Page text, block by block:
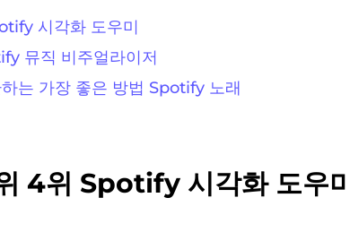
시각화 도우미
뮤직 비주얼라이저
는 가장 좋은 방법 Spotify 노래
4위 Spotify 시각화 도우